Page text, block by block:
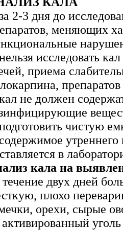
2-3 дня до
меняющих
исследовать
приема
не должен
чистую
утреннего
в
кала на
течение двух дней
плохо
орехи, сырые